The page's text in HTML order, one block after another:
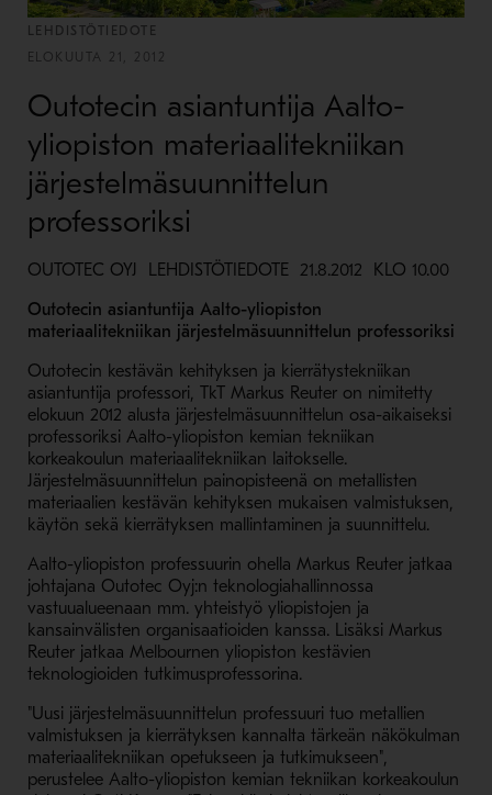
LEHDISTÖTIEDOTE
ELOKUUTA 21, 2012
Outotecin asiantuntija Aalto-
yliopiston materiaalitekniikan
järjestelmäsuunnittelun
professoriksi
OUTOTEC OYJ LEHDISTÖTIEDOTE 21.8.2012 KLO 10.00
Outotecin asiantuntija Aalto-yliopiston
materiaalitekniikan järjestelmäsuunnittelun professoriksi
Outotecin kestävän kehityksen ja kierrätystekniikan
asiantuntija professori, TkT Markus Reuter on nimitetty
elokuun 2012 alusta järjestelmäsuunnittelun osa-aikaiseksi
professoriksi Aalto-yliopiston kemian tekniikan
korkeakoulun materiaalitekniikan laitokselle.
Järjestelmäsuunnittelun painopisteenä on metallisten
materiaalien kestävän kehityksen mukaisen valmistuksen,
käytön sekä kierrätyksen mallintaminen ja suunnittelu.
Aalto-yliopiston professuurin ohella Markus Reuter jatkaa
johtajana Outotec Oyj:n teknologiahallinnossa
vastuualueenaan mm. yhteistyö yliopistojen ja
kansainvälisten organisaatioiden kanssa. Lisäksi Markus
Reuter jatkaa Melbournen yliopiston kestävien
teknologioiden tutkimusprofessorina.
"Uusi järjestelmäsuunnittelun professuuri tuo metallien
valmistuksen ja kierrätyksen kannalta tärkeän näkökulman
materiaalitekniikan opetukseen ja tutkimukseen",
perustelee Aalto-yliopiston kemian tekniikan korkeakoulun